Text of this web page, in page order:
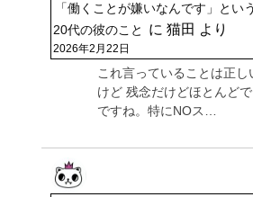
「働くことが嫌いなんです」とい
20代の彼のこと
に 猫田 より
2026年2月22日
これ言っていることは正し
けど 残念だけどほとんど
ですね。特にNOス…